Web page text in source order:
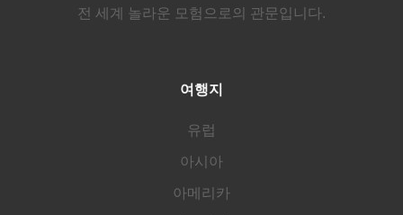
전 세계 놀라운 모험으로의 관문입니다.
여행지
유럽
아시아
아메리카